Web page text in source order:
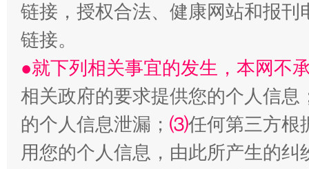
“刷贴”乱象丛生
链接，授权合法、健康网站和报
链接。
●就下列相关事宜的发生，本网不
相关政府的要求提供您的个人信息
的个人信息泄漏； ⑶任何第三方根
用您的个人信息，由此所产生的纠